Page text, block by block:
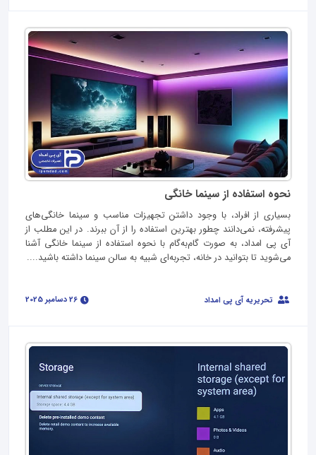
نحوه استفاده از سینما خانگی
بسیاری از افراد، با وجود داشتن تجهیزات مناسب و سینما خانگی‌های
پیشرفته، نمی‌دانند چطور بهترین استفاده را از آن ببرند. در این مطلب از
آی پی امداد، به صورت گام‌به‌گام با نحوه استفاده از سینما خانگی آشنا
می‌شوید تا بتوانید در خانه، تجربه‌ای شبیه به سالن سینما داشته باشید....
تحریریه آی پی امداد